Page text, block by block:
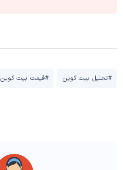
#تحلیل بیت کوین #قیمت بیت کوین